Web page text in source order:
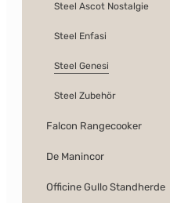
Steel Ascot Nostalgie
Steel Enfasi
Steel Genesi
Steel Zubehör
Falcon Rangecooker
De Manincor
Officine Gullo Standherde